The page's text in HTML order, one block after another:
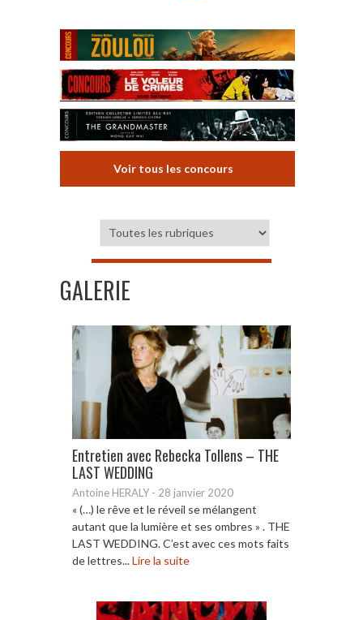
Voir tous les concours
GALERIE
Entretien avec Rebecka Tollens – THE
LAST WEDDING
Antoine HERALY - 28 janvier 2020
« (…) le rêve et le réveil se mélangent
autant que la lumière et ses ombres » . THE
LAST WEDDING. C’est avec ces mots faits
de lettres...Lire la suite